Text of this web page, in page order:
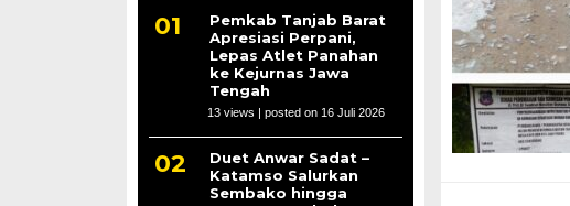
Pemkab Tanjab Barat
Apresiasi Perpani,
Lepas Atlet Panahan
ke Kejurnas Jawa
Tengah
13 views | posted on 16 Juli 2026
Duet Anwar Sadat –
Katamso Salurkan
Sembako hingga